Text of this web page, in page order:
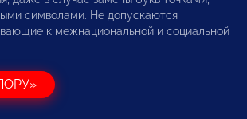
символами. Не допускаются
к межнациональной и социальной